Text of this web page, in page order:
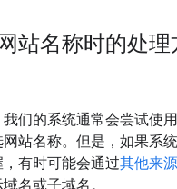
站名称时的处理
们的系统通常会尝试使用
站名称。但是，如果系
有时可能会通过其他来源
名或子域名。